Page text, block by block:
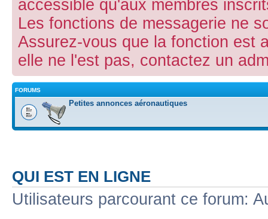
accessible qu'aux membres
Les fonctions de messagerie ne
Assurez-vous que la fonction est
elle ne l'est pas, contactez un
FORUMS
Petites annonces aéronautiques
QUI EST EN LIGNE
Utilisateurs parcourant ce forum: